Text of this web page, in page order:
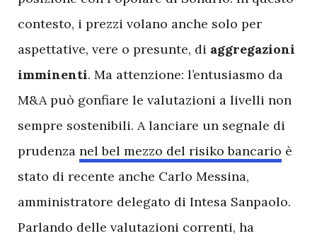
contesto, i prezzi volano anche solo per
aspettative, vere o presunte, di aggregazioni
imminenti. Ma attenzione: l’entusiasmo da
M&A può gonfiare le valutazioni a livelli non
sempre sostenibili. A lanciare un segnale di
prudenza nel bel mezzo del risiko bancario è
stato di recente anche Carlo Messina,
amministratore delegato di Intesa Sanpaolo.
Parlando delle valutazioni correnti, ha